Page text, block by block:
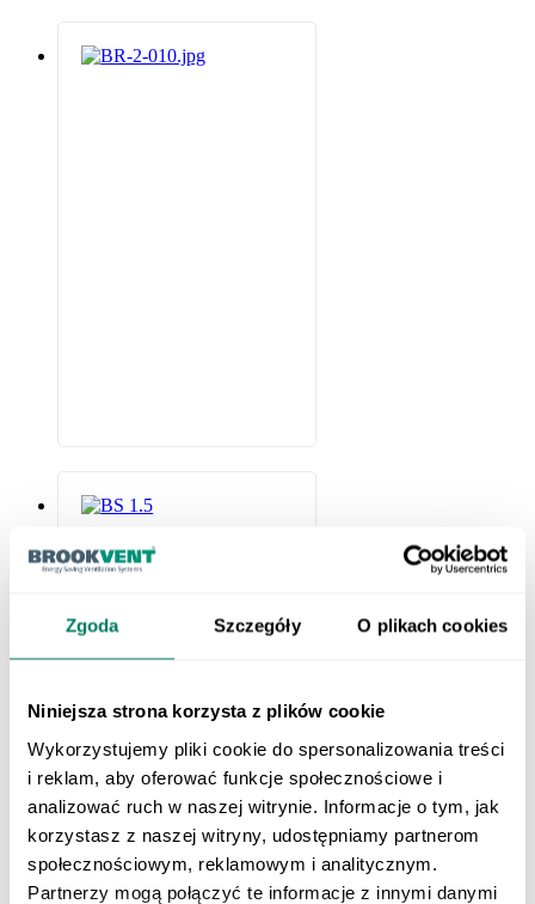
Zgoda Szczegóły O plikach cookies
Niniejsza strona korzysta z plików cookie
Wykorzystujemy pliki cookie do spersonalizowania treści
i reklam, aby oferować funkcje społecznościowe i
analizować ruch w naszej witrynie. Informacje o tym, jak
korzystasz z naszej witryny, udostępniamy partnerom
społecznościowym, reklamowym i analitycznym.
Partnerzy mogą połączyć te informacje z innymi danymi